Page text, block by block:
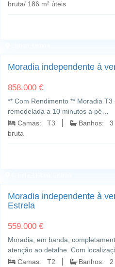
bruta/ 186 m² úteis
Moradia independente à
858.000 €
** Com Rendimento ** Moradia
remodelada a 10 minutos a pé…
Camas: T3
Banhos: 3
bruta
Moradia independente à
Estrela
559.000 €
Moradia, em banda,
atenção ao detalhe. Com
Camas: T2
Banhos: 2